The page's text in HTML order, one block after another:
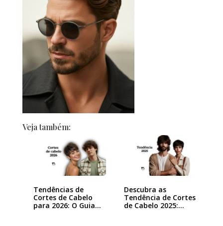
Veja também:
Tendências de
Cortes de Cabelo
para 2026: O Guia…
Descubra as
Tendência de Cortes
de Cabelo 2025:…